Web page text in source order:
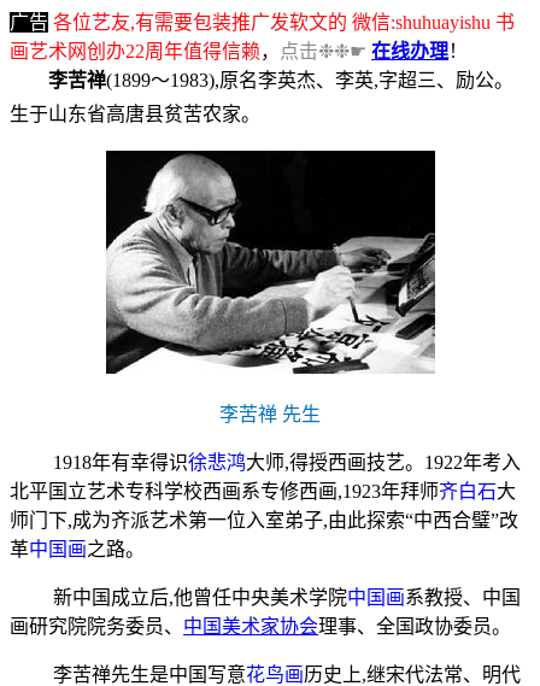
广告 各位艺友,有需要包装推广发软文的 微信:shuhuayishu 书
画艺术网创办22周年值得信赖， 点击❉❉☛ 在线办理！
李苦禅(1899～1983),原名李英杰、李英,字超三、励公。
生于山东省高唐县贫苦农家。
李苦禅 先生
1918年有幸得识徐悲鸿大师,得授西画技艺。1922年考入
北平国立艺术专科学校西画系专修西画,1923年拜师齐白石大
师门下,成为齐派艺术第一位入室弟子,由此探索“中西合璧”改
革中国画之路。
新中国成立后,他曾任中央美术学院中国画系教授、中国
画研究院院务委员、 中国美术家协会理事、全国政协委员。
李苦禅先生是中国写意花鸟画历史上,继宋代法常、明代